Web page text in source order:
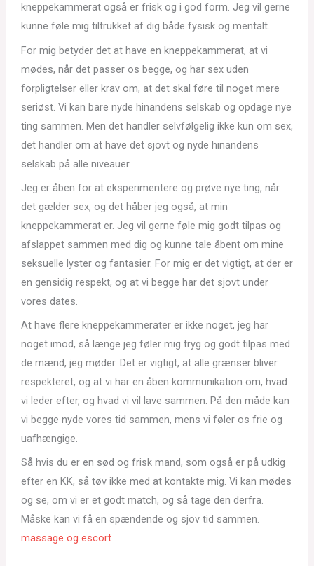
kneppekammerat også er frisk og i god form. Jeg vil gerne
kunne føle mig tiltrukket af dig både fysisk og mentalt.
For mig betyder det at have en kneppekammerat, at vi
mødes, når det passer os begge, og har sex uden
forpligtelser eller krav om, at det skal føre til noget mere
seriøst. Vi kan bare nyde hinandens selskab og opdage nye
ting sammen. Men det handler selvfølgelig ikke kun om sex,
det handler om at have det sjovt og nyde hinandens
selskab på alle niveauer.
Jeg er åben for at eksperimentere og prøve nye ting, når
det gælder sex, og det håber jeg også, at min
kneppekammerat er. Jeg vil gerne føle mig godt tilpas og
afslappet sammen med dig og kunne tale åbent om mine
seksuelle lyster og fantasier. For mig er det vigtigt, at der er
en gensidig respekt, og at vi begge har det sjovt under
vores dates.
At have flere kneppekammerater er ikke noget, jeg har
noget imod, så længe jeg føler mig tryg og godt tilpas med
de mænd, jeg møder. Det er vigtigt, at alle grænser bliver
respekteret, og at vi har en åben kommunikation om, hvad
vi leder efter, og hvad vi vil lave sammen. På den måde kan
vi begge nyde vores tid sammen, mens vi føler os frie og
uafhængige.
Så hvis du er en sød og frisk mand, som også er på udkig
efter en KK, så tøv ikke med at kontakte mig. Vi kan mødes
og se, om vi er et godt match, og så tage den derfra.
Måske kan vi få en spændende og sjov tid sammen.
massage og escort